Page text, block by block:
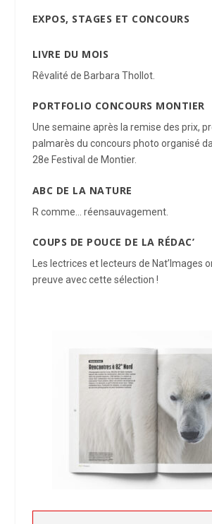
EXPOS, STAGES ET CONCOURS
LIVRE DU MOIS
Rêvalité de Barbara Thollot.
PORTFOLIO CONCOURS MONTIER
Une semaine après la remise des prix,
palmarès du concours photo organisé
28e Festival de Montier.
ABC DE LA NATURE
R comme… réensauvagement.
COUPS DE POUCE DE LA RÉDAC’
Les lectrices et lecteurs de Nat’Images
preuve avec cette sélection !